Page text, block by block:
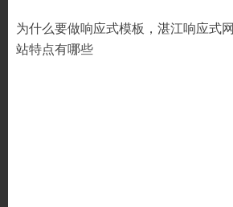
为什么要做响应式模板，湛江响应式网
站特点有哪些